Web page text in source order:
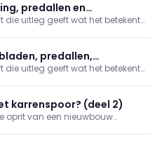
predallen en
die uitleg geeft wat het betekent
predallen,
die uitleg geeft wat het betekent
hoe een brandwerende deu
karrenspoor? (deel 2)
oprit van een nieuwbouw